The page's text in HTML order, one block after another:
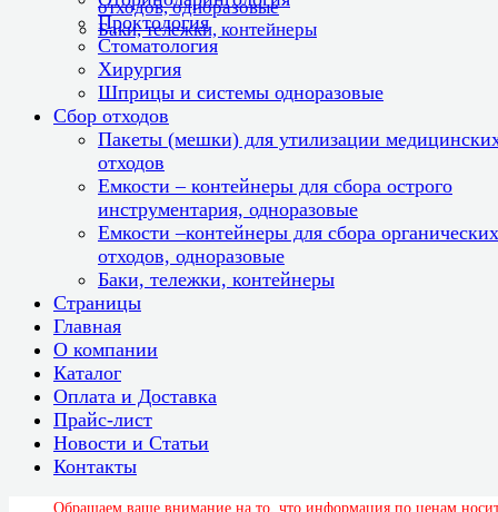
отходов, одноразовые
Баки, тележки, контейнеры
Проктология
Стоматология
Хирургия
Шприцы и системы одноразовые
Сбор отходов
Пакеты (мешки) для утилизации
отходов
Емкости – контейнеры для сбора острого
инструментария, одноразовые
Емкости –контейнеры для сбора органических
отходов, одноразовые
Баки, тележки, контейнеры
Страницы
Главная
О компании
Каталог
Оплата и Доставка
Прайс-лист
Новости и Статьи
Контакты
Обращаем ваше внимание на то, что информация по ценам носи